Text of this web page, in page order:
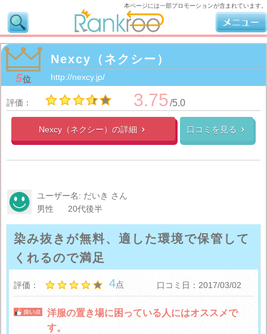
5位
Nexcy（ネクシー）
http://nexcy.jp/
評価： 3.75/5.0
Nexcy（ネクシー）の詳細  口コミを見る 
ユーザー名: だいき さん
男性
20代後半
染み抜きが無料、適した環境で保管して
くれるので満足
評価： 4点 口コミ日：2017/03/02
洋服の置き場に困っている人にはオススメで
す。
本ページには一部プロモーションが含まれています。